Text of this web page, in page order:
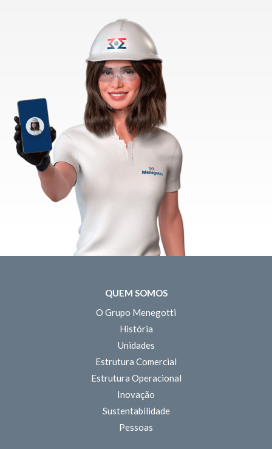
QUEM SOMOS
O Grupo Menegotti
História
Unidades
Estrutura Comercial
Estrutura Operacional
Inovação
Sustentabilidade
Pessoas